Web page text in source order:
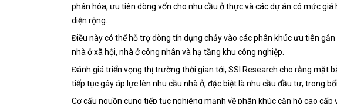
phân hóa, ưu tiên dòng vốn cho nhu cầu ở thực và các dự án có mức
diện rộng.
Điều này có thể hỗ trợ dòng tín dụng chảy vào các phân khúc ưu tiên
nhà ở xã hội, nhà ở công nhân và hạ tầng khu công nghiệp.
Đánh giá triển vọng thị trường thời gian tới, SSI Research cho rằng mặt
tiếp tục gây áp lực lên nhu cầu nhà ở, đặc biệt là nhu cầu đầu tư, trong
Cơ cấu nguồn cung tiếp tục nghiêng mạnh về phân khúc căn hộ cao